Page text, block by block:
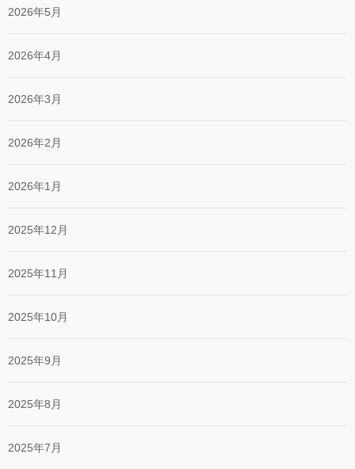
2026年5月
2026年4月
2026年3月
2026年2月
2026年1月
2025年12月
2025年11月
2025年10月
2025年9月
2025年8月
2025年7月